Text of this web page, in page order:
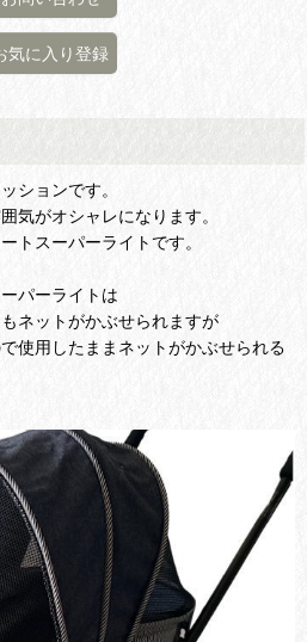
気に入り登録
ションです。
気がオシャレになります。
トスーパーライトです。
パーライトは
ネットがかぶせられますが
使用したままネットがかぶせられる